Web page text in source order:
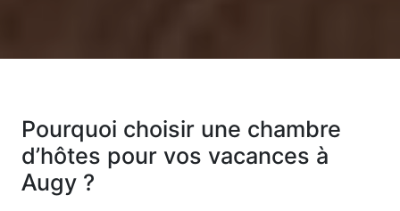
Pourquoi choisir une chambre
d’hôtes pour vos vacances à
Augy ?